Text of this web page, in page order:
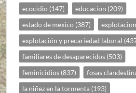
ecocidio (147) educacion (209)
estado de mexico (387)
explotación y precariedad laboral
familiares de desaparecidos (503)
feminicidios (837) fosas
la niñez en la tormenta (193)